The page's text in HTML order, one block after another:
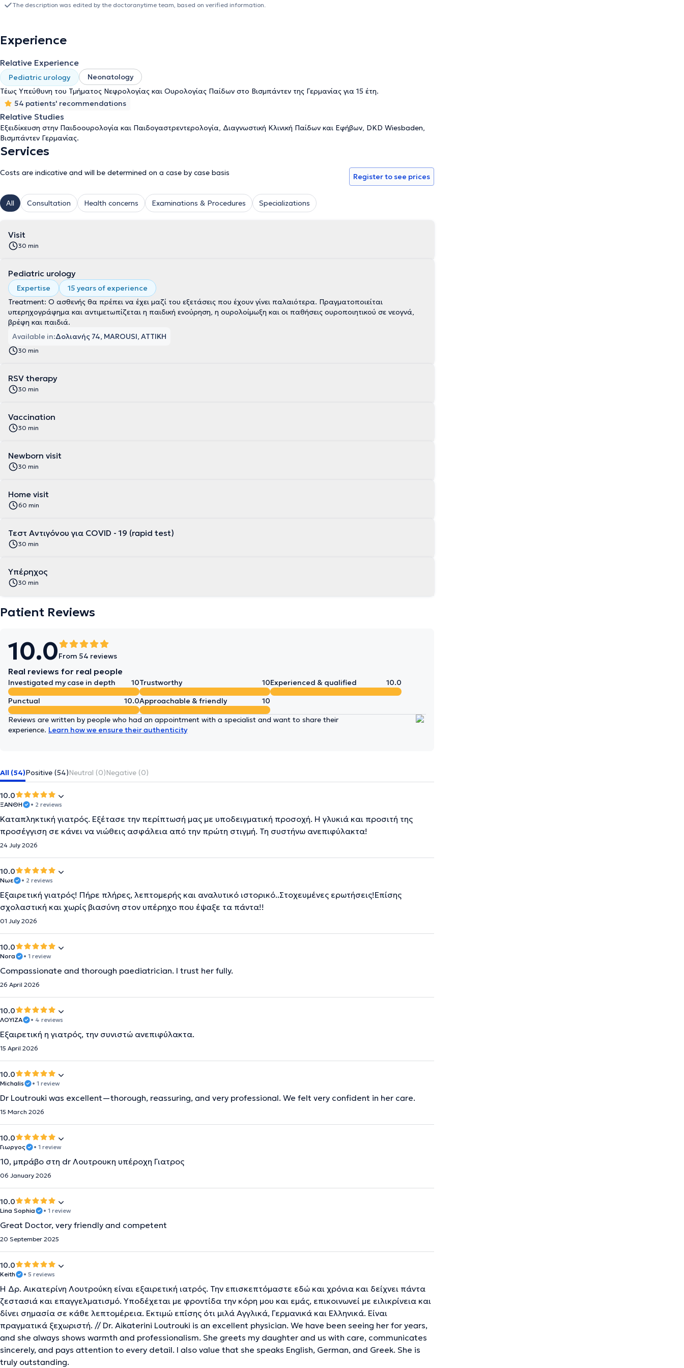
The description was edited by the doctoranytime team, based on verified information.
Experience
Relative Experience
Pediatric urology
Neonatology
Τέως Υπεύθυνη του Τμήματος Νεφρολογίας και Ουρολογίας Παίδων στο Βισμπάντεν της Γερμανίας για 15 έτη.
54 patients' recommendations
Relative Studies
Εξειδίκευση στην Παιδοουρολογία και Παιδογαστρεντερολογία, Διαγνωστική Κλινική Παίδων και Εφήβων, DKD Wiesbaden,
Βισμπάντεν Γερμανίας.
Services
Costs are indicative and will be determined on a case by case basis Register to see prices
All Consultation Health concerns Examinations & Procedures Specializations
Visit
30 min
Pediatric urology
Expertise
15 years of experience
Treatment: Ο ασθενής θα πρέπει να έχει μαζί του εξετάσεις που έχουν γίνει παλαιότερα. Πραγματοποιείται
υπερηχογράφημα και αντιμετωπίζεται η παιδική ενούρηση, η ουρολοίμωξη και οι παθήσεις ουροποιητικού σε νεογνά,
βρέφη και παιδιά.
Available in:Δολιανής 74, MAROUSI, ΑΤΤΙΚΗ
30 min
RSV therapy
30 min
Vaccination
30 min
Newborn visit
30 min
Home visit
60 min
Τεστ Αντιγόνου για COVID - 19 (rapid test)
30 min
Υπέρηχος
30 min
Patient Reviews
10.0From 54 reviews
Real reviews for real people
Investigated my case in depth 10Trustworthy 10Experienced & qualified
10.0
Punctual
10.0Approachable & friendly 10
Reviews are written by people who had an appointment with a specialist and want to share their
experience. Learn how we ensure their authenticity
All (54)Positive (54)Neutral (0)Negative (0)
10.0
ΞΑΝΘΗ • 2 reviews
Καταπληκτική γιατρός. Εξέτασε την περίπτωσή μας με υποδειγματική προσοχή. Η γλυκιά και προσιτή της
προσέγγιση σε κάνει να νιώθεις ασφάλεια από την πρώτη στιγμή. Τη συστήνω ανεπιφύλακτα!
24 July 2026
10.0
Νωε • 2 reviews
Εξαιρετική γιατρός! Πήρε πλήρες, λεπτομερής και αναλυτικό ιστορικό..Στοχευμένες ερωτήσεις!Επίσης
σχολαστική και χωρίς βιασύνη στον υπέρηχο που έψαξε τα πάντα!!
01 July 2026
10.0
Nora • 1 review
Compassionate and thorough paediatrician. I trust her fully.
26 April 2026
10.0
ΛΟΥΙΖΑ • 4 reviews
Εξαιρετική η γιατρός, την συνιστώ ανεπιφύλακτα.
15 April 2026
10.0
Michalis • 1 review
Dr Loutrouki was excellent—thorough, reassuring, and very professional. We felt very confident in her care.
15 March 2026
10.0
Γιωργος • 1 review
10, μπράβο στη dr Λουτρουκη υπέροχη Γιατρος
06 January 2026
10.0
Lina Sophia • 1 review
Great Doctor, very friendly and competent
20 September 2025
10.0
Keith • 5 reviews
Η Δρ. Αικατερίνη Λουτρούκη είναι εξαιρετική ιατρός. Την επισκεπτόμαστε εδώ και χρόνια και δείχνει πάντα
ζεστασιά και επαγγελματισμό. Υποδέχεται με φροντίδα την κόρη μου και εμάς, επικοινωνεί με ειλικρίνεια και
δίνει σημασία σε κάθε λεπτομέρεια. Εκτιμώ επίσης ότι μιλά Αγγλικά, Γερμανικά και Ελληνικά. Είναι
πραγματικά ξεχωριστή. // Dr. Aikaterini Loutrouki is an excellent physician. We have been seeing her for years,
and she always shows warmth and professionalism. She greets my daughter and us with care, communicates
sincerely, and pays attention to every detail. I also value that she speaks English, German, and Greek. She is
truly outstanding.